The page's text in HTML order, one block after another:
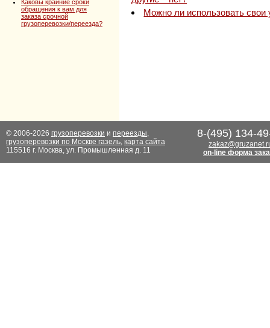
Каковы крайние сроки
обращения к вам для
заказа срочной
грузоперевозки/переезда?
Можно ли использовать
© 2006-2026 грузоперевозки и переезды,
грузоперевозки по Москве газель, карта сайта
115516 г. Москва, ул. Промышленная д. 11
8-(495) 134-
on-line форма